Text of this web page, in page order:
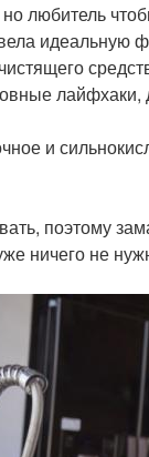
любитель
идеальную
лайфхаки,
и
поэтому
ничего не